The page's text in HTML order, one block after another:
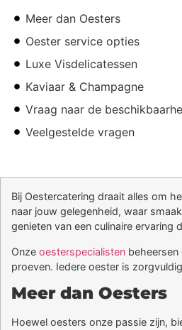
Meer dan Oesters
Oester service opties
Luxe Visdelicatessen
Kaviaar & Champagne
Vraag naar de
Veelgestelde vragen
Bij Oestercatering draait alles om
naar jouw gelegenheid, waar
genieten van een culinaire ervaring
Onze oesterspecialisten
proeven. Iedere oester is
Meer dan Oesters
Hoewel oesters onze passie zijn,